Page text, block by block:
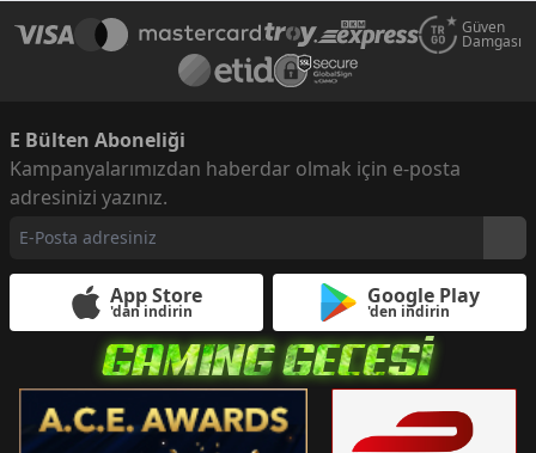
Güven
Damgası
E Bülten Aboneliği
Kampanyalarımızdan haberdar olmak için e-posta
adresinizi yazınız.
App Store
'dan indirin
Google Play
'den indirin